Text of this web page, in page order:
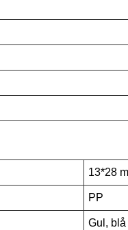
13*28
PP
Gul, blå